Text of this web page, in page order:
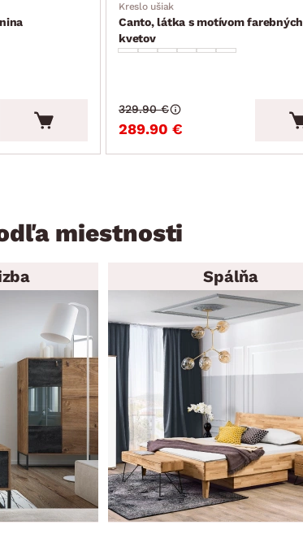
Kreslo ušiak
Canto, látka s motívom farebných
kvetov
289.90 €
329.90 €
miestnosti
Spálňa